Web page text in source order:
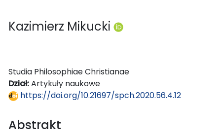
Kazimierz Mikucki
Studia Philosophiae Christianae
Dział:Artykuły naukowe
https://doi.org/10.21697/spch.2020.56.4.12
Abstrakt